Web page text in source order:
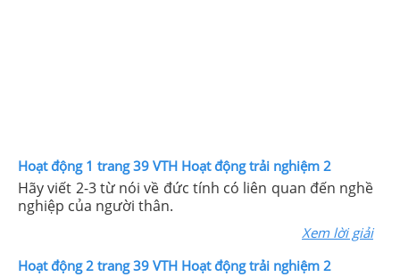
Hoạt động 1 trang 39 VTH Hoạt động trải nghiệm 2
Hãy viết 2-3 từ nói về đức tính có liên quan đến nghề
nghiệp của người thân.
Xem lời giải
Hoạt động 2 trang 39 VTH Hoạt động trải nghiệm 2